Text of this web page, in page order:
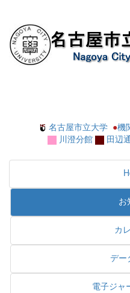
名古屋市立大学 ●機
川澄分館
田辺
お
カ
デー
電子ジャ